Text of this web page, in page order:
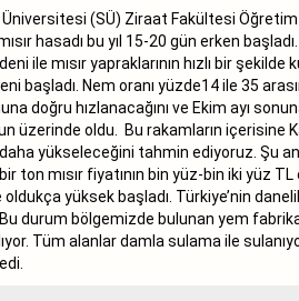
(SÜ) Ziraat Fakültesi Öğretim
hasadı bu yıl 15-20 gün erken
ile mısır yapraklarının hızlı bir
başladı. Nem oranı yüzde14 ile 35
doğru hızlanacağını ve Ekim ayı
üzerinde oldu. Bu rakamların içerisine
yükseleceğini tahmin ediyoruz.
ton mısır fiyatının bin yüz-bin iki yüz
yüksek başladı. Türkiye’nin
Bu durum bölgemizde bulunan yem
Tüm alanlar damla sulama ile